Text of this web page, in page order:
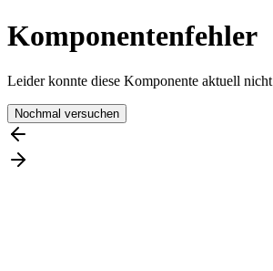
Komponentenfehler
Leider konnte diese Komponente aktuell
Nochmal versuchen